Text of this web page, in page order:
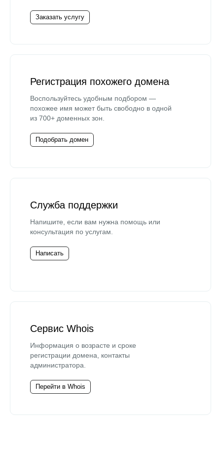
Заказать услугу
Регистрация похожего домена
Воспользуйтесь удобным подбором —
похожее имя может быть свободно в одной
из 700+ доменных зон.
Подобрать домен
Служба поддержки
Напишите, если вам нужна помощь или
консультация по услугам.
Написать
Сервис Whois
Информация о возрасте и сроке
регистрации домена, контакты
администратора.
Перейти в Whois